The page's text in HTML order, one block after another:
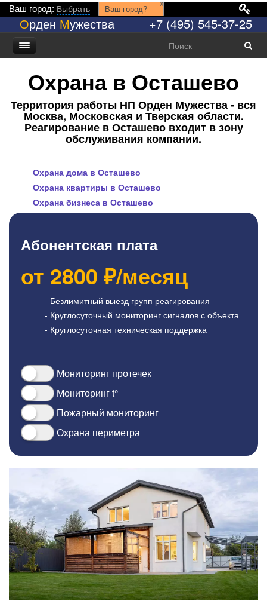
Ваш город: Выбрать Ваш город?
x
Орден Мужества +7 (495) 545-37-25
Охрана в Осташево
Территория работы НП Орден Мужества - вся
Москва, Московская и Тверская области.
Реагирование в Осташево входит в зону
обслуживания компании.
Охрана дома в Осташево
Охрана квартиры в Осташево
Охрана бизнеса в Осташево
Абонентская плата
от 2800 ₽/месяц
- Безлимитный выезд групп реагирования
- Круглосуточный мониторинг сигналов с объекта
- Круглосуточная техническая поддержка
Мониторинг протечек
Мониторинг t°
Пожарный мониторинг
Охрана периметра